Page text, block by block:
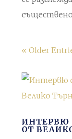
съществено
« Older
ИНТЕРВЮ
ОТ